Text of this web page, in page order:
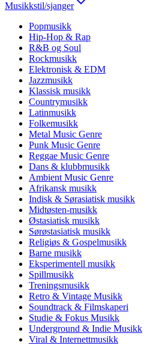
Musikkstil/sjanger
Popmusikk
Hip-Hop & Rap
R&B og Soul
Rockmusikk
Elektronisk & EDM
Jazzmusikk
Klassisk musikk
Countrymusikk
Latinmusikk
Folkemusikk
Metal Music Genre
Punk Music Genre
Reggae Music Genre
Dans & klubbmusikk
Ambient Music Genre
Afrikansk musikk
Indisk & Sørasiatisk musikk
Midtøsten-musikk
Østasiatisk musikk
Sørøstasiatisk musikk
Religiøs & Gospelmusikk
Barne musikk
Eksperimentell musikk
Spillmusikk
Treningsmusikk
Retro & Vintage Musikk
Soundtrack & Filmskaperi
Studie & Fokus Musikk
Underground & Indie Musikk
Viral & Internettmusikk